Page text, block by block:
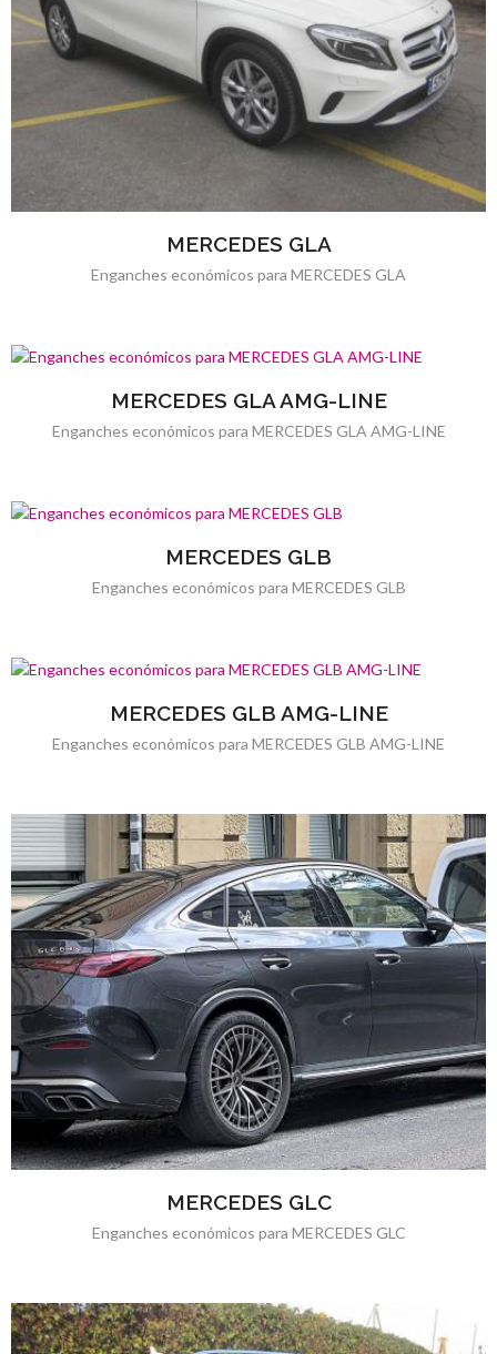
MERCEDES GLA
Enganches económicos para MERCEDES GLA
MERCEDES GLA AMG-LINE
Enganches económicos para MERCEDES GLA AMG-LINE
MERCEDES GLB
Enganches económicos para MERCEDES GLB
MERCEDES GLB AMG-LINE
Enganches económicos para MERCEDES GLB AMG-LINE
MERCEDES GLC
Enganches económicos para MERCEDES GLC